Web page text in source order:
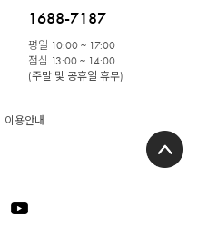
1688-7187
평일 10:00 ~ 17:00
점심 13:00 ~ 14:00
(주말 및 공휴일 휴무)
이용안내